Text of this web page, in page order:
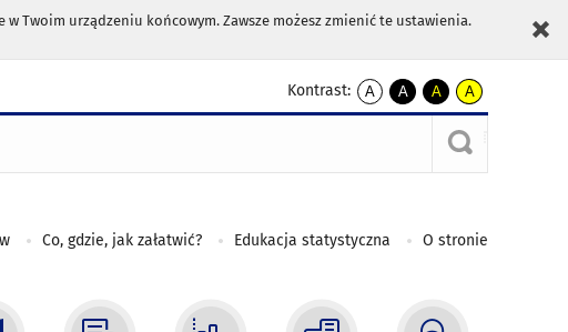
Twoim urządzeniu końcowym. Zawsze możesz zmienić te ustawienia.
Kontrast:
A
kontrast
A
kontrast
czarnym
A
kontrast
żółty
tekst
czarnym
A
kontrast
czarny
tekst
żółtym
Co, gdzie, jak załatwić? Edukacja statystyczna O stronie